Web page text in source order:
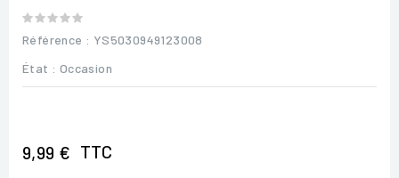
Référence : YS5030949123008
État : Occasion
9,99 € TTC